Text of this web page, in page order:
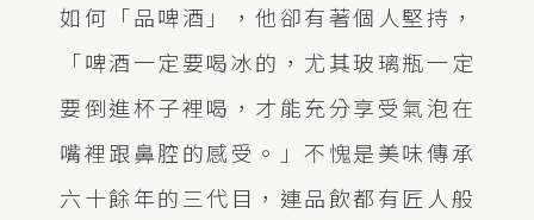
如何「品啤酒」，他卻有著個人堅持，
「啤酒一定要喝冰的，尤其玻璃瓶一定
要倒進杯子裡喝，才能充分享受氣泡在
嘴裡跟鼻腔的感受。」不愧是美味傳承
六十餘年的三代目，連品飲都有匠人般